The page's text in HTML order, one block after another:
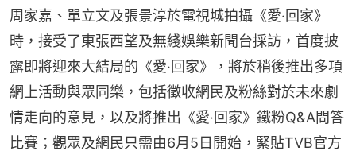
周家嘉、單立文及張景淳於電視城拍攝《愛‧回家》
時，接受了東張西望及無綫娛樂新聞台採訪，首度披
露即將迎來大結局的《愛‧回家》，將於稍後推出多項
網上活動與眾同樂，包括徵收網民及粉絲對於未來劇
情走向的意見，以及將推出《愛‧回家》鐵粉Q&A問答
比賽；觀眾及網民只需由6月5日開始，緊貼TVB官方